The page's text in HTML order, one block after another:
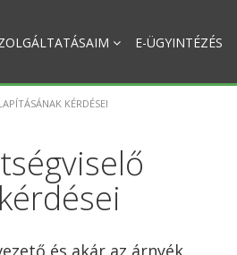
E-ÜGYINTÉZÉS
KÉRDÉSEI
és akár az árnyék